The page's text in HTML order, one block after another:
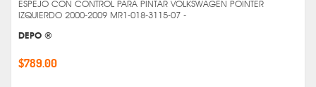
ESPEJO CON CONTROL PARA PINTAR VOLKSWAGEN POINTER
IZQUIERDO 2000-2009 MR1-018-3115-07 -
DEPO ®
$789.00